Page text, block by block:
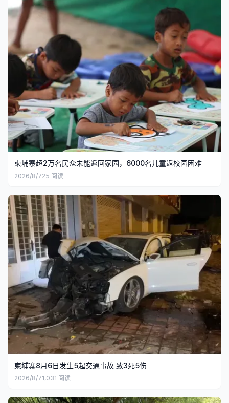
柬埔寨超2万名民众未能返回家园，6000名儿童返校园困难
2026/8/725 阅读
柬埔寨8月6日发生5起交通事故 致3死5伤
2026/8/71,031 阅读